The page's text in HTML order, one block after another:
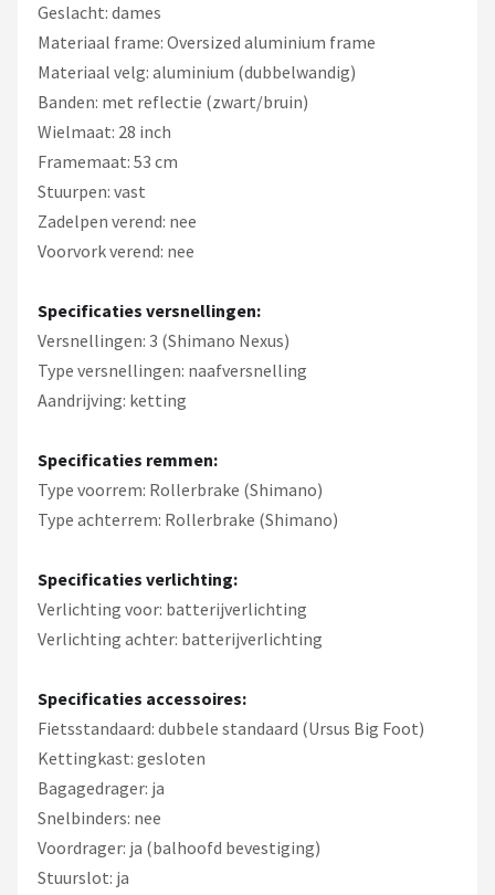
Geslacht: dames
Materiaal frame: Oversized aluminium frame
Materiaal velg: aluminium (dubbelwandig)
Banden: met reflectie (zwart/bruin)
Wielmaat: 28 inch
Framemaat: 53 cm
Stuurpen: vast
Zadelpen verend: nee
Voorvork verend: nee
Specificaties versnellingen:
Versnellingen: 3 (Shimano Nexus)
Type versnellingen: naafversnelling
Aandrijving: ketting
Specificaties remmen:
Type voorrem: Rollerbrake (Shimano)
Type achterrem: Rollerbrake (Shimano)
Specificaties verlichting:
Verlichting voor: batterijverlichting
Verlichting achter: batterijverlichting
Specificaties accessoires:
Fietsstandaard: dubbele standaard (Ursus Big Foot)
Kettingkast: gesloten
Bagagedrager: ja
Snelbinders: nee
Voordrager: ja (balhoofd bevestiging)
Stuurslot: ja